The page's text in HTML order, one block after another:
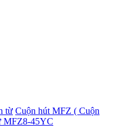
từ Cuộn hút MFZ ( Cuộn
MFZ8-45YC